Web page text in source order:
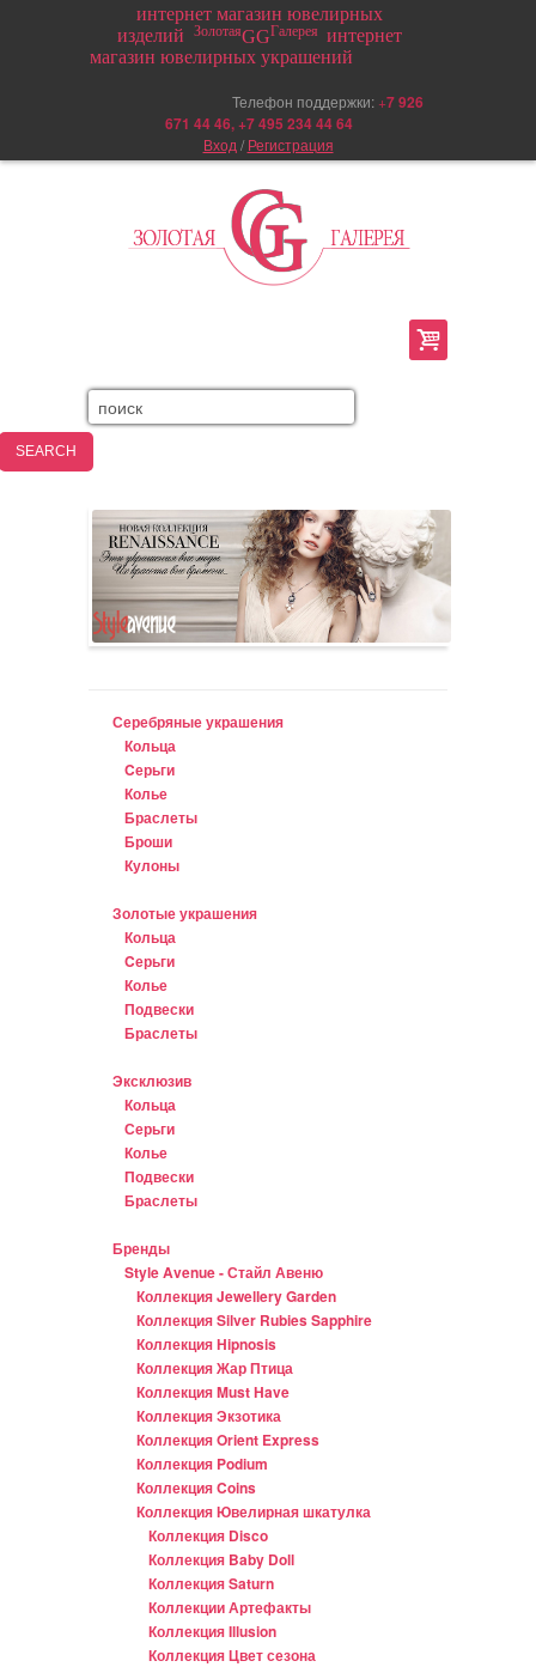
интернет магазин ювелирных
изделий
ЗолотаяGGГалерея интернет
магазин ювелирных украшений
Телефон поддержки: +7 926
671 44 46, +7 495 234 44 64
Вход / Регистрация
Серебряные украшения
Кольца
Cерьги
Колье
Браслеты
Броши
Кулоны
Золотые украшения
Кольца
Cерьги
Колье
Подвески
Браслеты
Эксклюзив
Кольца
Серьги
Колье
Подвески
Браслеты
Бренды
Style Avenue - Стайл Авеню
Коллекция Jewellery Garden
Коллекция Silver Rubies Sapphire
Коллекция Hipnosis
Коллекция Жар Птица
Коллекция Must Have
Коллекция Экзотика
Коллекция Orient Express
Коллекция Podium
Коллекция Coins
Коллекция Ювелирная шкатулка
Коллекция Disco
Коллекция Baby Doll
Коллекция Saturn
Коллекции Артефакты
Коллекция Illusion
Коллекция Цвет сезона